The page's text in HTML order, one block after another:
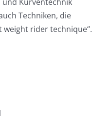
Techniken, die
weight rider technique“.